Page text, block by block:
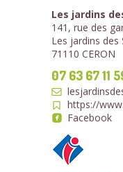
Les jardins
141, rue des
Les jardins des
71110 CERON
07 63 67 11
https://
Facebook